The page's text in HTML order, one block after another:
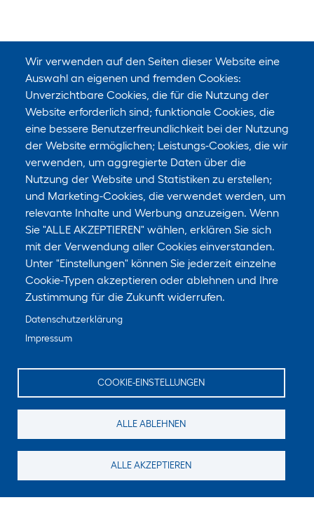
Wir verwenden auf den Seiten dieser Website eine
Auswahl an eigenen und fremden Cookies:
Unverzichtbare Cookies, die für die Nutzung der
Website erforderlich sind; funktionale Cookies, die
eine bessere Benutzerfreundlichkeit bei der Nutzung
der Website ermöglichen; Leistungs-Cookies, die wir
verwenden, um aggregierte Daten über die
Nutzung der Website und Statistiken zu erstellen;
und Marketing-Cookies, die verwendet werden, um
relevante Inhalte und Werbung anzuzeigen. Wenn
Sie "ALLE AKZEPTIEREN" wählen, erklären Sie sich
mit der Verwendung aller Cookies einverstanden.
Unter "Einstellungen" können Sie jederzeit einzelne
Cookie-Typen akzeptieren oder ablehnen und Ihre
Zustimmung für die Zukunft widerrufen.
Datenschutzerklärung
Impressum
COOKIE-EINSTELLUNGEN
ALLE ABLEHNEN
ALLE AKZEPTIEREN